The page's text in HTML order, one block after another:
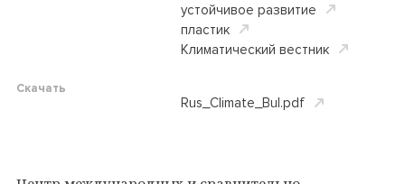
устойчивое развитие
пластик
Климатический вестник
Скачать
Rus_Climate_Bul.pdf